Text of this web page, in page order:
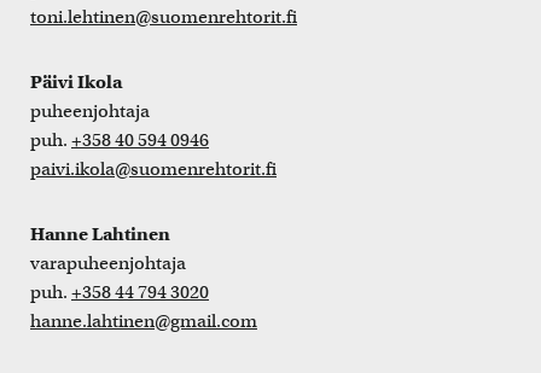
toni.lehtinen@suomenrehtorit.fi
Päivi Ikola
puheenjohtaja
puh. +358 40 594 0946
paivi.ikola@suomenrehtorit.fi
Hanne Lahtinen
varapuheenjohtaja
puh. +358 44 794 3020
hanne.lahtinen@gmail.com